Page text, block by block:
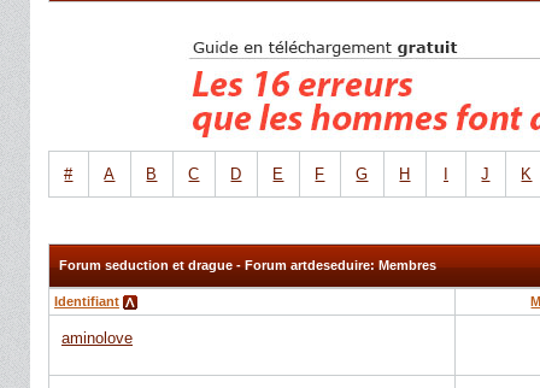
# A B C D E F G H J K
Forum seduction et drague - Forum artdeseduire: Membres
Identifiant
aminolove